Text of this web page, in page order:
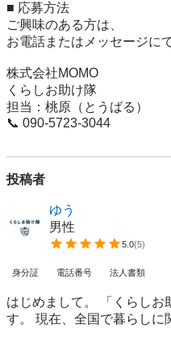
■ 応募方法
ご興味のある方は、
お電話またはメッセージに
株式会社MOMO
くらしお助け隊
担当：桃原（とうばる）
📞 090-5723-3044
投稿者
ゆう
男性
5.0(5)
身分証 電話番号 法人書類
はじめまして。 「くらしお
す。 現在、全国で暮らしに